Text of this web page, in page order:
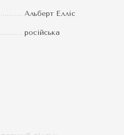
Альберт Елліс
російська